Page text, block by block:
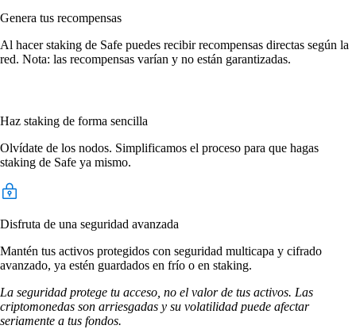
Genera tus recompensas
Al hacer staking de Safe puedes recibir recompensas directas según la
red. Nota: las recompensas varían y no están garantizadas.
Haz staking de forma sencilla
Olvídate de los nodos. Simplificamos el proceso para que hagas
staking de Safe ya mismo.
Disfruta de una seguridad avanzada
Mantén tus activos protegidos con seguridad multicapa y cifrado
avanzado, ya estén guardados en frío o en staking.
La seguridad protege tu acceso, no el valor de tus activos. Las
criptomonedas son arriesgadas y su volatilidad puede afectar
seriamente a tus fondos.